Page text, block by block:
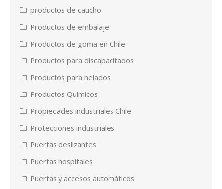
productos de caucho
Productos de embalaje
Productos de goma en Chile
Productos para discapacitados
Productos para helados
Productos Químicos
Propiedades industriales Chile
Protecciones industriales
Puertas deslizantes
Puertas hospitales
Puertas y accesos automáticos